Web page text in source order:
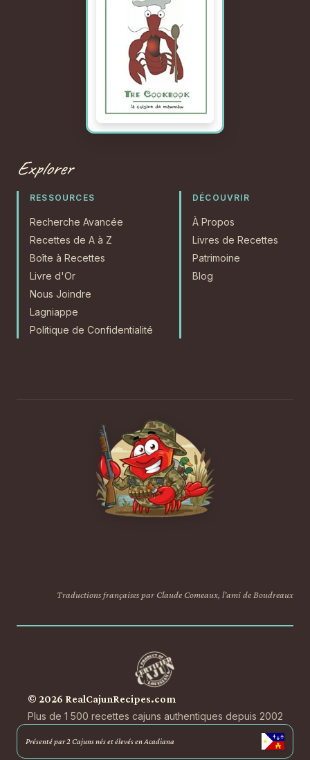
Explorer
RESSOURCES
Recherche Avancée
Recettes de A à Z
Boîte à Recettes
Livre d'Or
Nous Joindre
Lagniappe
Politique de Confidentialité
DÉCOUVRIR
À Propos
Livres de Recettes
Patrimoine
Blog
Traductions françaises par Claude Comeaux, l'ami de Boudreaux
© 2026 RealCajunRecipes.com
Plus de 1 500 recettes cajuns authentiques depuis 2002
Présenté par 2 Cajuns nés et élevés en Acadiana